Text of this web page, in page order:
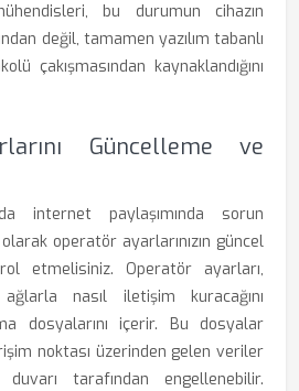
bu durumun cihazın
değil, tamamen yazılım tabanlı
çakışmasından kaynaklandığını
Güncelleme ve
internet paylaşımında sorun
operatör ayarlarınızın güncel
etmelisiniz. Operatör ayarları,
ağlarla nasıl iletişim kuracağını
dosyalarını içerir. Bu dosyalar
noktası üzerinden gelen veriler
tarafından engellenebilir.